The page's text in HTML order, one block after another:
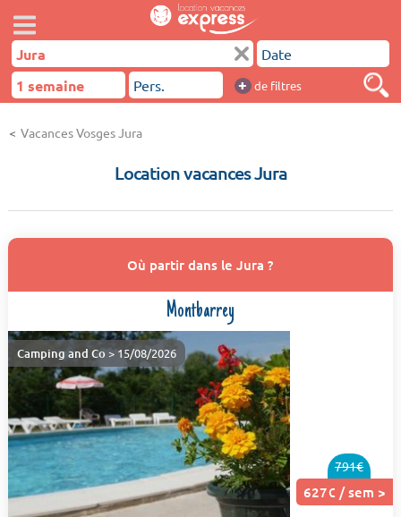
+ de filtres
Vacances Vosges Jura
Location vacances Jura
Où partir dans le Jura ?
Montbarrey
791€
627€ / sem >
Camping and Co> 15/08/2026